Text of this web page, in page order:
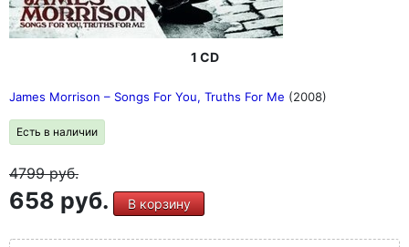
1 CD
James Morrison – Songs For You, Truths For Me (2008)
Есть в наличии
4799руб.
658 руб. В корзину